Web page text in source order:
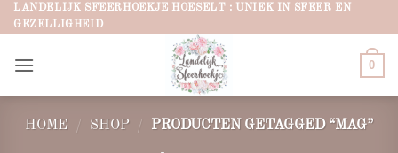
Ga
naar
LANDELIJK SFEERHOEKJE HOESELT : UNIEK IN SFEER EN
GEZELLIGHEID
0
HOME / SHOP / PRODUCTEN GETAGGED “MAG”